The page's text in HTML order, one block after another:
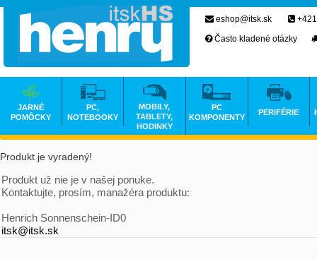
Produkt je vyradený!
Produkt už nie je v našej ponuke.
Kontaktujte, prosím, manažéra produktu:
Henrich Sonnenschein-ID0
itsk@itsk.sk
eshop@itsk.sk
Často kladené otázky
JARNÉ
POMÔCKY
PC,
NOTEBOOKY
MOBILY,
TABLETY,
HODINKY
PC
KOMPONENTY
PERIFÉRIE